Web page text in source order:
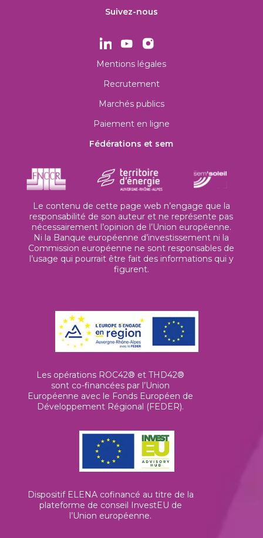
Suivez-nous
Mentions légales
Recrutement
Marchés publics
Paiement en ligne
Fédérations et sem
Le contenu de cette page web n’engage que la
responsabilité de son auteur et ne représente pas
nécessairement l’opinion de l’Union européenne.
Ni la Banque européenne d’investissement ni la
Commission européenne ne sont responsables de
l’usage qui pourrait être fait des informations qui y
figurent.
Les opérations ROC42® et THD42®
sont co-financées par l’Union
Européenne avec le Fonds Européen de
Développement Régional (FEDER).
Dispositif ELENA cofinancé au titre de la
plateforme de conseil InvestEU de
l’Union européenne.